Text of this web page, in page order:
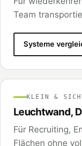
Team
Systeme
KLEIN &
Leuchtwand,
Für Recruiting,
Flächen ohne